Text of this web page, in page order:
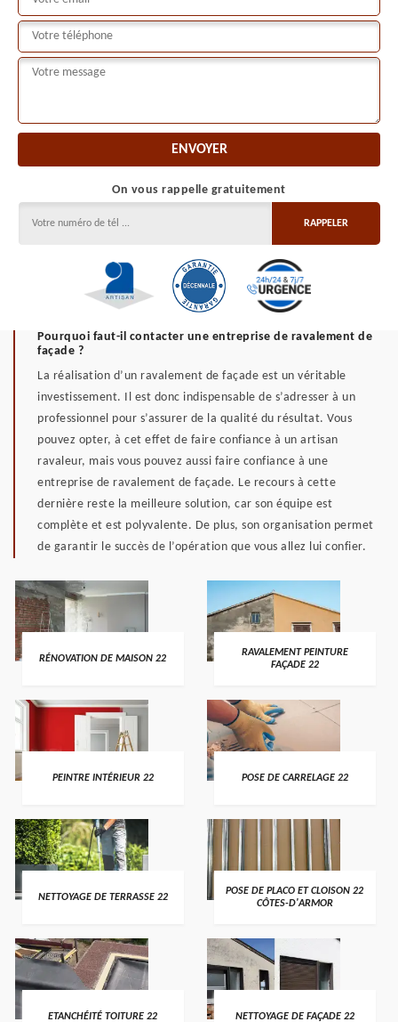
On vous rappelle gratuitement
Pourquoi faut-il contacter une entreprise de ravalement de
façade ?
La réalisation d’un ravalement de façade est un véritable
investissement. Il est donc indispensable de s’adresser à un
professionnel pour s’assurer de la qualité du résultat. Vous
pouvez opter, à cet effet de faire confiance à un artisan
ravaleur, mais vous pouvez aussi faire confiance à une
entreprise de ravalement de façade. Le recours à cette
dernière reste la meilleure solution, car son équipe est
complète et est polyvalente. De plus, son organisation permet
de garantir le succès de l’opération que vous allez lui confier.
RÉNOVATION DE MAISON 22
RAVALEMENT PEINTURE
FAÇADE 22
PEINTRE INTÉRIEUR 22 POSE DE CARRELAGE 22
NETTOYAGE DE TERRASSE 22
POSE DE PLACO ET CLOISON 22
CÔTES-D'ARMOR
ETANCHÉITÉ TOITURE 22 NETTOYAGE DE FAÇADE 22